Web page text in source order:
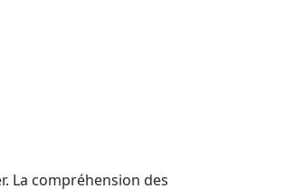
La compréhension des